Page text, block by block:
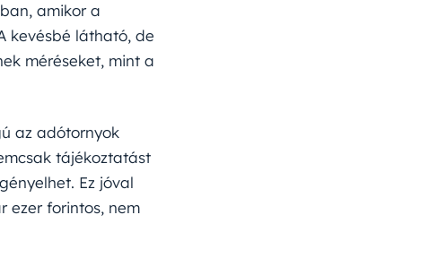
amikor a
kevésbé látható, de
méréseket, mint a
az adótornyok
tájékoztatást
Ez jóval
ezer forintos, nem